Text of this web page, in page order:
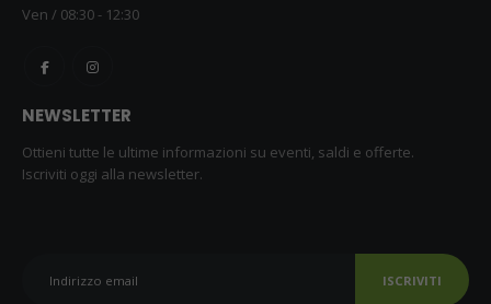
Ven / 08:30 - 12:30
NEWSLETTER
Ottieni tutte le ultime informazioni su eventi, saldi e offerte.
Iscriviti oggi alla newsletter.
ISCRIVITI